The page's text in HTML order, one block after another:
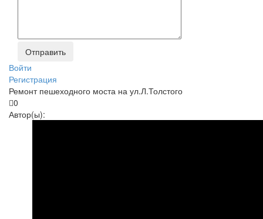
Войти
Регистрация
Ремонт пешеходного моста на ул.Л.Толстого
0
Автор(ы):